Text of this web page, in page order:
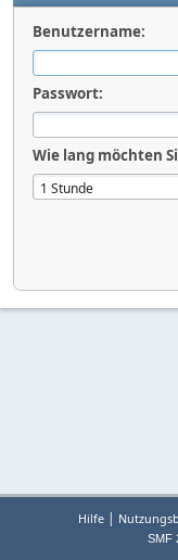
Benutzername:
Passwort:
Wie lang möchten
Hilfe |
SMF